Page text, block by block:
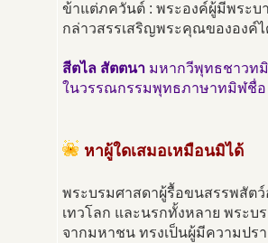
ข้าแต่ภควันต์ : พระองค์ผู้มีพระบ
กล่าวสรรเสริญพระคุณขององค์
สีตไล สัตตนา มหากวีพุทธชาวท
ในวรรณกรรมพุทธภาษาทมิฬชื่อ
หาผู้ใดเสมอเหมือนมิได้
พระบรมศาสดาผู้รื้อขนสรรพสัต
เทวโลก และนรกทั้งหลาย พระบ
จากมหาชน ทรงเป็นผู้มีความปร